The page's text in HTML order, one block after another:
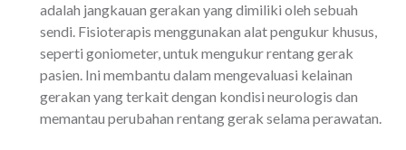
adalah jangkauan gerakan yang dimiliki oleh sebuah
sendi. Fisioterapis menggunakan alat pengukur khusus,
seperti goniometer, untuk mengukur rentang gerak
pasien. Ini membantu dalam mengevaluasi kelainan
gerakan yang terkait dengan kondisi neurologis dan
memantau perubahan rentang gerak selama perawatan.